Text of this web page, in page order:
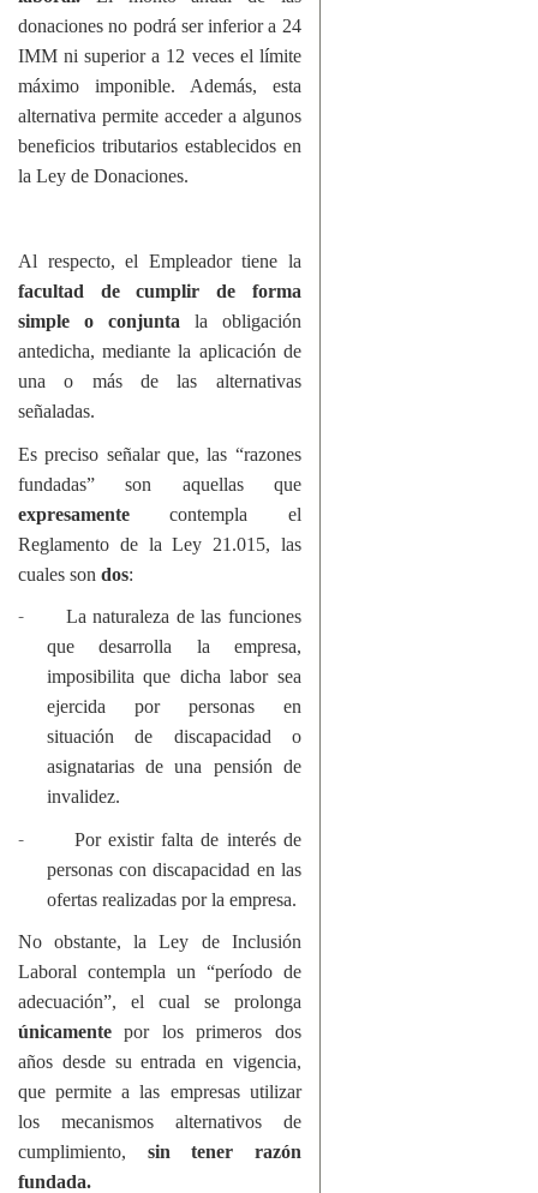
donaciones no podrá ser inferior a 24
IMM ni superior a 12 veces el límite
máximo imponible. Además, esta
alternativa permite acceder a algunos
beneficios tributarios establecidos en
la Ley de Donaciones.
Al respecto, el Empleador tiene la
facultad de cumplir de forma
simple o conjunta la obligación
antedicha, mediante la aplicación de
una o más de las alternativas
señaladas.
Es preciso señalar que, las “razones
fundadas” son aquellas que
expresamentecontempla el
Reglamento de la Ley 21.015, las
cuales son dos:
-
La naturaleza de las funciones
que desarrolla la empresa,
imposibilita que dicha labor sea
ejercida por personas en
situación de discapacidad o
asignatarias de una pensión de
invalidez.
-
Por existir falta de interés de
personas con discapacidad en las
ofertas realizadas por la empresa.
No obstante, la Ley de Inclusión
Laboral contempla un “período de
adecuación”, el cual se prolonga
únicamente por los primeros dos
años desde su entrada en vigencia,
que permite a las empresas utilizar
los mecanismos alternativos de
cumplimiento, sin tener razón
fundada.